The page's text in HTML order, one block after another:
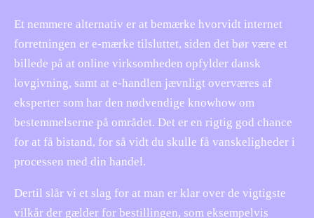
Et nemmere alternativ er at bemærke hvorvidt internet
forretningen er e-mærke tilsluttet, siden det bør være et
billede på at online virksomheden opfylder dansk
lovgivning, samt at e-handlen jævnligt overværes af
eksperter som har den nødvendige knowhow om
bestemmelserne på området. Det er en rigtig god chance
for at få bistand, for så vidt du skulle få vanskeligheder i
processen med din handel.
Dertil slår vi et slag for at man er klar over de vigtigste
vilkår der gælder for bestillingen, som eksempelvis